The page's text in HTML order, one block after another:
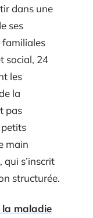
dans une
ses
familiales
social, 24
les
la
pas
main
s’inscrit
structurée.
la maladie